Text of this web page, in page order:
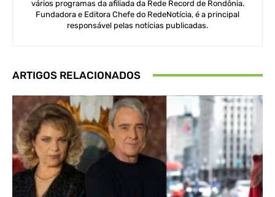
vários programas da afiliada da Rede Record de Rondônia.
Fundadora e Editora Chefe do RedeNotícia, é a principal
responsável pelas notícias publicadas.
ARTIGOS RELACIONADOS